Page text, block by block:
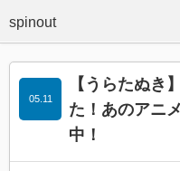
【うらたぬき
た！あのアニ
中！
05.11